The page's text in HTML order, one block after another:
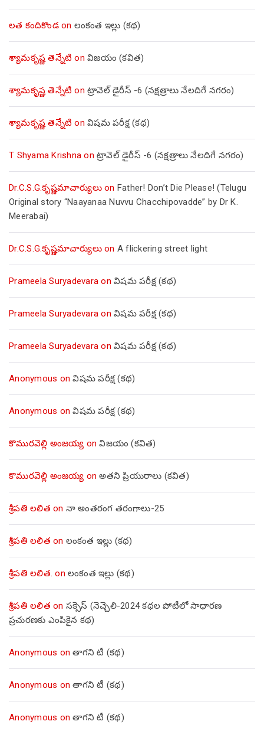
లత కందికొండon లంకంత ఇల్లు (కథ)
శ్యామకృష్ణ తెన్నేటి on విజయం (కవిత)
శ్యామకృష్ణ తెన్నేటి on ట్రావెల్ డైరీస్ -6 (నక్షత్రాలు నేలదిగే నగరం)
శ్యామకృష్ణ తెన్నేటి on విషమ పరీక్ష (క‌థ‌)
T Shyama Krishna on ట్రావెల్ డైరీస్ -6 (నక్షత్రాలు నేలదిగే నగరం)
Dr.C.S.G.కృష్ణమాచార్యులుon Father! Don’t Die Please! (Telugu
Original story “Naayanaa Nuvvu Chacchipovadde” by Dr K.
Meerabai)
Dr.C.S.G.కృష్ణమాచార్యులుon A flickering street light
Prameela Suryadevara on విషమ పరీక్ష (క‌థ‌)
Prameela Suryadevara on విషమ పరీక్ష (క‌థ‌)
Prameela Suryadevara on విషమ పరీక్ష (క‌థ‌)
Anonymous onవిషమ పరీక్ష (క‌థ‌)
Anonymous onవిషమ పరీక్ష (క‌థ‌)
కొమురవెల్లి అంజయ్య onవిజయం (కవిత)
కొమురవెల్లి అంజయ్య onఅతని ప్రియురాలు (కవిత)
శ్రీపతి లలిత on నా అంతరంగ తరంగాలు-25
శ్రీపతి లలిత on లంకంత ఇల్లు (కథ)
శ్రీపతి లలిత. on లంకంత ఇల్లు (కథ)
శ్రీపతి లలిత on సక్సెస్ (నెచ్చెలి-2024 కథల పోటీలో సాధారణ
ప్రచురణకు ఎంపికైన కథ)
Anonymous onతాగని టీ (కథ)
Anonymous onతాగని టీ (కథ)
Anonymous onతాగని టీ (కథ)